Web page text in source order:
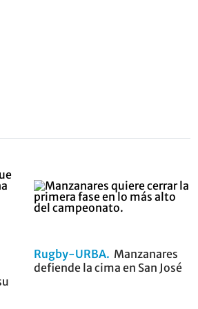
Rugby-URBA
Manzanares
defiende la cima en San José